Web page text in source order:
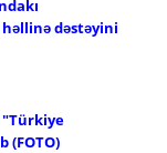
dəstəyini
"Türkiye
(FOTO)